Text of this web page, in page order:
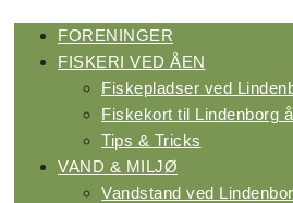
FORENINGER
FISKERI VED ÅEN
Fiskepladser ved
Fiskekort til Lindenborg å
Tips & Tricks
VAND & MILJØ
Vandstand ved